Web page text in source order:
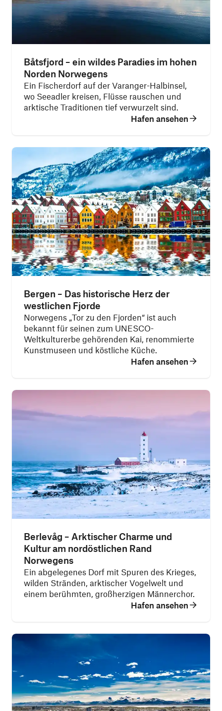
Båtsfjord – ein wildes Paradies im hohen
Norden Norwegens
Ein Fischerdorf auf der Varanger-Halbinsel,
wo Seeadler kreisen, Flüsse rauschen und
arktische Traditionen tief verwurzelt sind.
Hafen ansehen
Bergen – Das historische Herz der
westlichen Fjorde
Norwegens „Tor zu den Fjorden“ ist auch
bekannt für seinen zum UNESCO-
Weltkulturerbe gehörenden Kai, renommierte
Kunstmuseen und köstliche Küche.
Hafen ansehen
Berlevåg – Arktischer Charme und
Kultur am nordöstlichen Rand
Norwegens
Ein abgelegenes Dorf mit Spuren des Krieges,
wilden Stränden, arktischer Vogelwelt und
einem berühmten, großherzigen Männerchor.
Hafen ansehen